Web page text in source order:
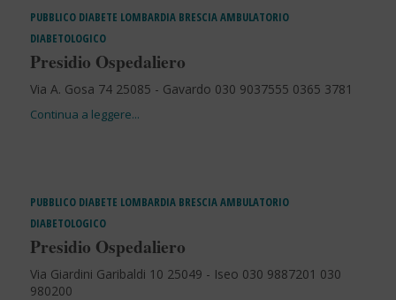
PUBBLICO DIABETE LOMBARDIA BRESCIAAMBULATORIO
DIABETOLOGICO
Presidio Ospedaliero
Via A. Gosa 74 25085 - Gavardo 030 9037555 0365 3781
PUBBLICO DIABETE LOMBARDIA BRESCIAAMBULATORIO
DIABETOLOGICO
Presidio Ospedaliero
Via Giardini Garibaldi 10 25049 - Iseo 030 9887201 030
980200